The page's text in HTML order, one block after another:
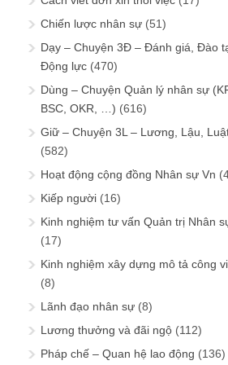
Chiến lược nhân sự (51)
Dạy – Chuyện 3Đ – Đánh giá, Đào
Động lực (470)
Dùng – Chuyện Quản lý nhân sự
BSC, OKR, …) (616)
Giữ – Chuyện 3L – Lương, Lậu,
(582)
Hoạt động cộng đồng Nhân sự Vn
Kiếp người (16)
Kinh nghiệm tư vấn Quản trị Nhân
(17)
Kinh nghiệm xây dựng mô tả công
(8)
Lãnh đạo nhân sự (8)
Lương thưởng và đãi ngộ (112)
Pháp chế – Quan hệ lao động (136)